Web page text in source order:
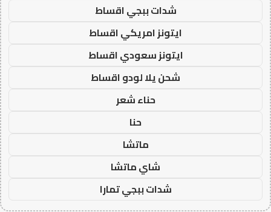
شدات ببجي اقساط
ايتونز امريكي اقساط
ايتونز سعودي اقساط
شحن يلا لودو اقساط
حناء شعر
حنا
ماتشا
شاي ماتشا
شدات ببجي تمارا